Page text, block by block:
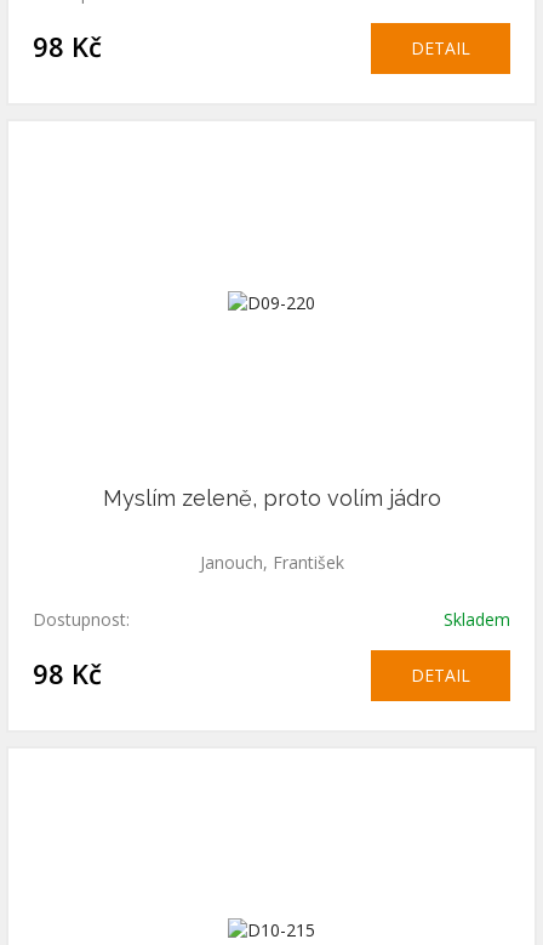
98 Kč DETAIL
Myslím zeleně, proto volím jádro
Janouch, František
Dostupnost: Skladem
98 Kč DETAIL